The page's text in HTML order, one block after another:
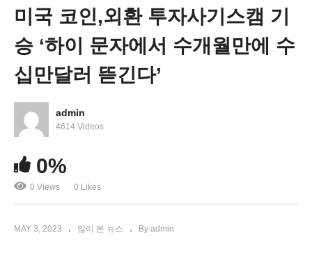
미국 월세 1500달러로 렌트하는 아파트 크기 ‘맨하
튼 6 8평, LA 12평, DC 14평’
미국 코인,외환 투자사기스캠 기
승 ‘하이 문자에서 수개월만에 수
십만달러 뜯긴다’
admin
4614 Videos
0%
0 Views 0 Likes
MAY 3, 2023 많이 본 뉴스 By admin